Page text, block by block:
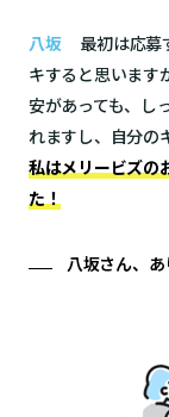
八坂
最初は応募
キすると思います
安があっても、し
れますし、自分の
私はメリービズの
た！
八坂さん、あ